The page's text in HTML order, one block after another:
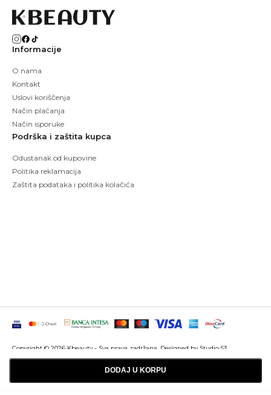
DODAJ U KORPU
Informacije
O nama
Kontakt
Uslovi koriščenja
Način plaćanja
Način isporuke
Podrška i zaštita kupca
Odustanak od kupovine
Politika reklamacija
Zaštita podataka i politika kolačića
Copyright © 2026 Kbeauty - Sva prava zadržana. Designed by Studio 53
Maintenanced by
Izrada sajtova SEO optimizacija